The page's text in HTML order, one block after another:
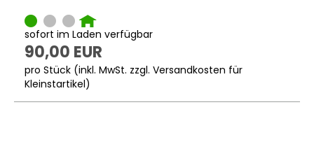
sofort im Laden verfügbar
90,00 EUR
pro Stück (inkl. MwSt. zzgl. Versandkosten für
Kleinstartikel)